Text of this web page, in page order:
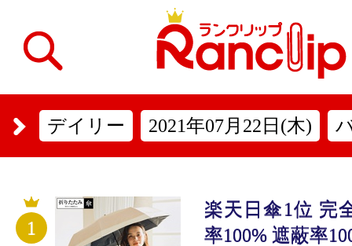
デイリー 2021年07月22日(木)
1
楽天日傘1位 完
率100% 遮蔽率